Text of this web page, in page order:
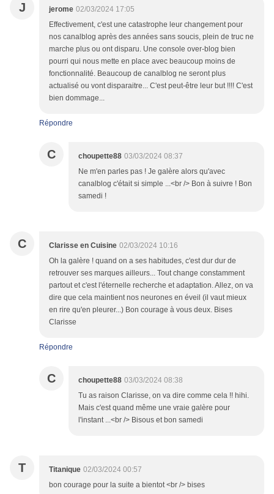
J jerome 02/03/2024 17:05
Effectivement, c'est une catastrophe leur changement pour
nos canalblog après des années sans soucis, plein de truc ne
marche plus ou ont disparu. Une console over-blog bien
pourri qui nous mette en place avec beaucoup moins de
fonctionnalité. Beaucoup de canalblog ne seront plus
actualisé ou vont disparaitre... C'est peut-être leur but !!!! C'est
bien dommage...
Répondre
C choupette88 03/03/2024 08:37
Ne m'en parles pas ! Je galère alors qu'avec
canalblog c'était si simple ...<br /> Bon à suivre ! Bon
samedi !
C Clarisse en Cuisine 02/03/2024 10:16
Oh la galère ! quand on a ses habitudes, c'est dur dur de
retrouver ses marques ailleurs... Tout change constamment
partout et c'est l'éternelle recherche et adaptation. Allez, on va
dire que cela maintient nos neurones en éveil (il vaut mieux
en rire qu'en pleurer...) Bon courage à vous deux. Bises
Clarisse
Répondre
C choupette88 03/03/2024 08:38
Tu as raison Clarisse, on va dire comme cela !! hihi.
Mais c'est quand même une vraie galère pour
l'instant ...<br /> Bisous et bon samedi
T Titanique 02/03/2024 00:57
bon courage pour la suite a bientot <br /> bises